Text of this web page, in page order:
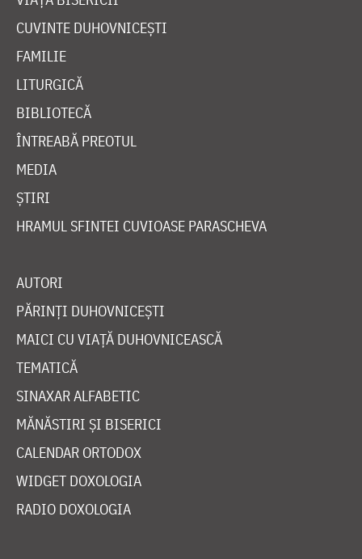
CUVINTE DUHOVNICEȘTI
FAMILIE
LITURGICĂ
BIBLIOTECĂ
ÎNTREABĂ PREOTUL
MEDIA
ȘTIRI
HRAMUL SFINTEI CUVIOASE PARASCHEVA
AUTORI
PĂRINȚI DUHOVNICEȘTI
MAICI CU VIAȚĂ DUHOVNICEASCĂ
TEMATICĂ
SINAXAR ALFABETIC
MĂNĂSTIRI ȘI BISERICI
CALENDAR ORTODOX
WIDGET DOXOLOGIA
RADIO DOXOLOGIA